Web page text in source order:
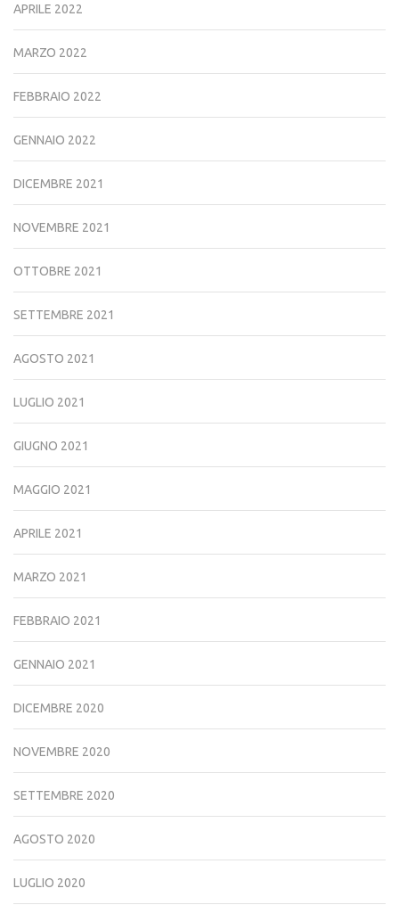
APRILE 2022
MARZO 2022
FEBBRAIO 2022
GENNAIO 2022
DICEMBRE 2021
NOVEMBRE 2021
OTTOBRE 2021
SETTEMBRE 2021
AGOSTO 2021
LUGLIO 2021
GIUGNO 2021
MAGGIO 2021
APRILE 2021
MARZO 2021
FEBBRAIO 2021
GENNAIO 2021
DICEMBRE 2020
NOVEMBRE 2020
SETTEMBRE 2020
AGOSTO 2020
LUGLIO 2020